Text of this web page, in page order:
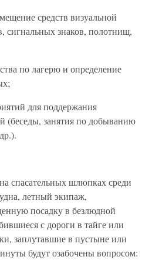
средств визуальной
сигнальных знаков, полотнищ,
по лагерю и определение
для поддержания
(беседы, занятия по добыванию
спасательных шлюпках среди
летный экипаж,
посадку в безлюдной
с дороги в тайге или
заплутавшие в пустыне или
будут озабочены вопросом: